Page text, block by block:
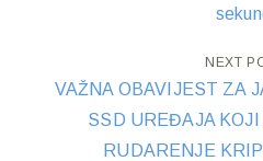
NEXT
VAŽNA OBAVIJEST ZA
SSD UREĐAJA
RUDARENJE